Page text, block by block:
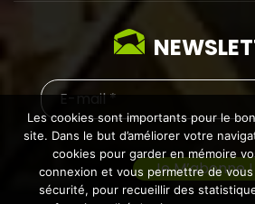
Les cookies sont importants pour le
site. Dans le but d’améliorer votre
cookies pour garder en mémoire
connexion et vous permettre de
sécurité, pour recueillir des